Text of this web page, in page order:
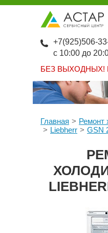
БЕЗ ВЫХОДНЫХ!
+7(925)506-
с 10:00 до
Главная
Ремонт
Liebherr
GSN